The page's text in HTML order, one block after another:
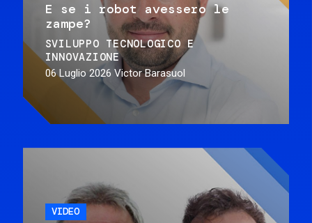
E se i robot avessero le
zampe?
SVILUPPO TECNOLOGICO E
INNOVAZIONE
06 Luglio 2026 Victor Barasuol
VIDEO